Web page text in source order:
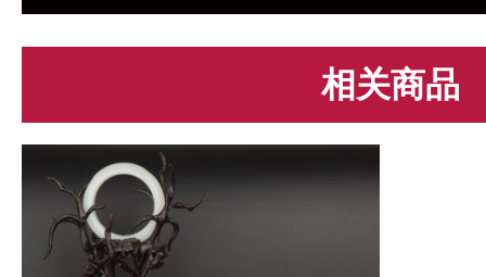
相关商品